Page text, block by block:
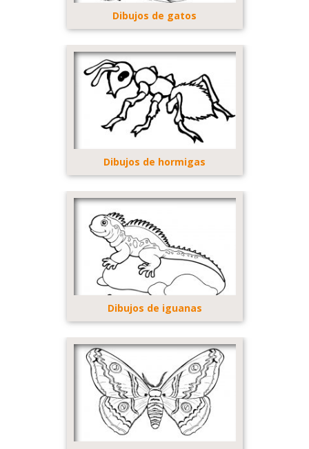
Dibujos de gatos
Dibujos de hormigas
Dibujos de iguanas